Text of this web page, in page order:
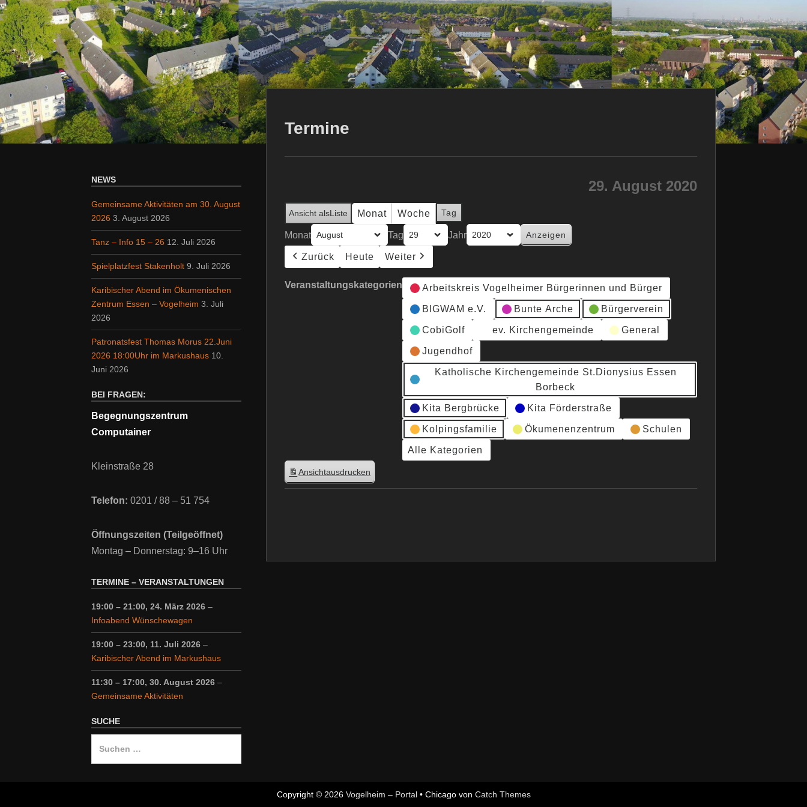
Termine
29. August 2020
Ansicht alsListe Monat Woche Tag
Monat Tag Jahr
Zurück Heute Weiter
Veranstaltungskategorien Arbeitskreis Vogelheimer Bürgerinnen und Bürger
BIGWAM e.V. Bunte Arche Bürgerverein
CobiGolf ev. Kirchengemeinde General
Jugendhof
Katholische Kirchengemeinde St.Dionysius Essen
Borbeck
Kita Bergbrücke Kita Förderstraße
Kolpingsfamilie Ökumenenzentrum Schulen
Alle Kategorien
Ansichtausdrucken
NEWS
Gemeinsame Aktivitäten am 30. August
2026 3. August 2026
Tanz – Info 15 – 26 12. Juli 2026
Spielplatzfest Stakenholt 9. Juli 2026
Karibischer Abend im Ökumenischen
Zentrum Essen – Vogelheim 3. Juli
2026
Patronatsfest Thomas Morus 22.Juni
2026 18:00Uhr im Markushaus 10.
Juni 2026
BEI FRAGEN:
Begegnungszentrum
Computainer
Kleinstraße 28
Telefon: 0201 / 88 – 51 754
Öffnungszeiten (Teilgeöffnet)
Montag – Donnerstag: 9–16 Uhr
TERMINE – VERANSTALTUNGEN
19:00 – 21:00, 24. März 2026 –
Infoabend Wünschewagen
19:00 – 23:00, 11. Juli 2026 –
Karibischer Abend im Markushaus
11:30 – 17:00, 30. August 2026 –
Gemeinsame Aktivitäten
SUCHE
Copyright © 2026 Vogelheim – Portal• Chicago von Catch Themes